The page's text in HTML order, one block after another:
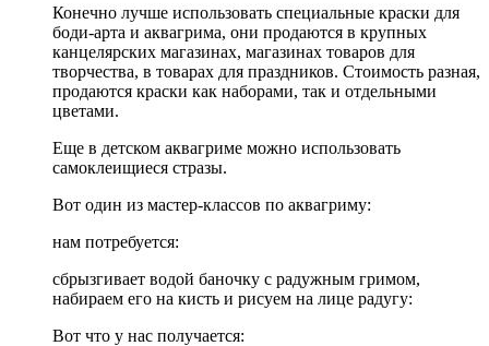
Конечно лучше использовать специальные краски для
боди-арта и аквагрима, они продаются в крупных
канцелярских магазинах, магазинах товаров для
творчества, в товарах для праздников. Стоимость разная,
продаются краски как наборами, так и отдельными
цветами.
Еще в детском аквагриме можно использовать
самоклеищиеся стразы.
Вот один из мастер-классов по аквагриму:
нам потребуется:
сбрызгивает водой баночку с радужным гримом,
набираем его на кисть и рисуем на лице радугу:
Вот что у нас получается: